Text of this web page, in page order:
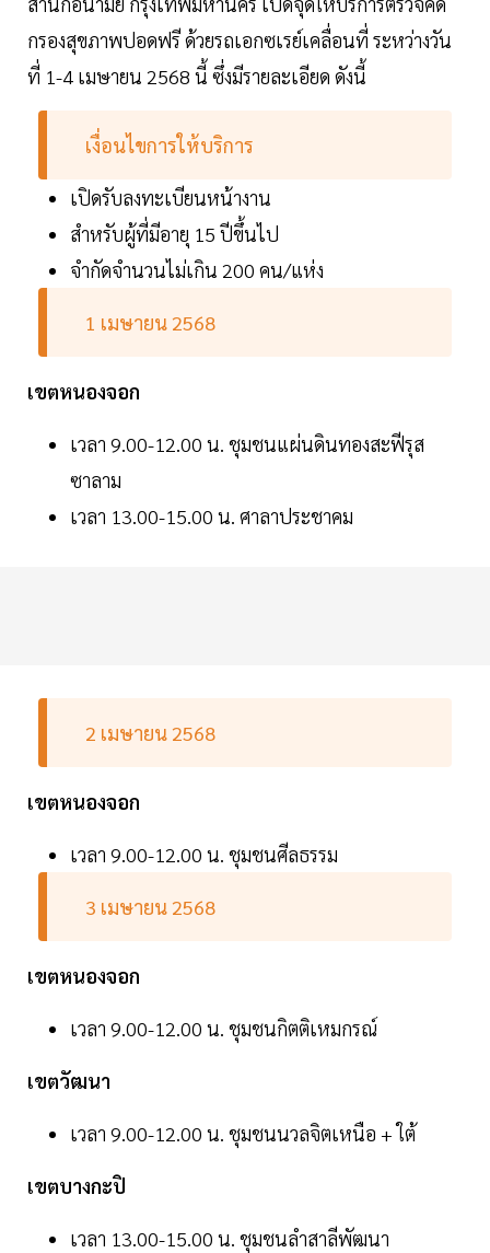
กรองสุขภาพปอดฟรี ด้วยรถเอกซเรย์เคลื่อนที่ ระหว่างวัน
ที่ 1-4 เมษายน 2568 นี้ ซึ่งมีรายละเอียด ดังนี้
เงื่อนไขการให้บริการ
เปิดรับลงทะเบียนหน้างาน
สำหรับผู้ที่มีอายุ 15 ปีขึ้นไป
จำกัดจำนวนไม่เกิน 200 คน/แห่ง
1 เมษายน 2568
เขตหนองจอก
เวลา 9.00-12.00 น. ชุมชนแผ่นดินทองสะฟีรุส
ซาลาม
เวลา 13.00-15.00 น. ศาลาประชาคม
2 เมษายน 2568
เขตหนองจอก
เวลา 9.00-12.00 น. ชุมชนศีลธรรม
3 เมษายน 2568
เขตหนองจอก
เวลา 9.00-12.00 น. ชุมชนกิตติเหมกรณ์
เขตวัฒนา
เวลา 9.00-12.00 น. ชุมชนนวลจิตเหนือ + ใต้
เขตบางกะปิ
เวลา 13.00-15.00 น. ชุมชนลำสาลีพัฒนา